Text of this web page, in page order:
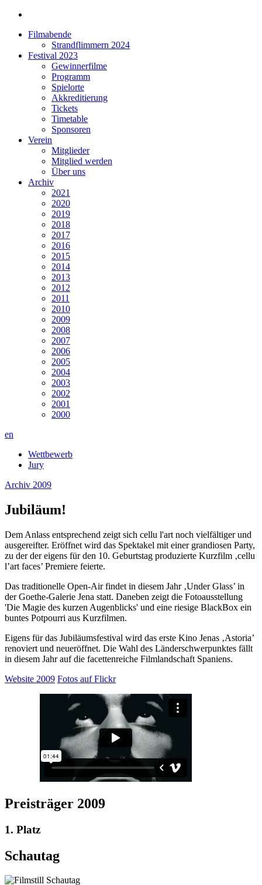
Filmabende
Strandflimmern 2024
Festival 2023
Gewinnerfilme
Programm
Spielorte
Akkreditierung
Tickets
Timetable
Sponsoren
Verein
Mitglieder
Mitglied werden
Über uns
Archiv
2021
2020
2019
2018
2017
2016
2015
2014
2013
2012
2011
2010
2009
2008
2007
2006
2005
2004
2003
2002
2001
2000
en
Wettbewerb
Jury
Archiv 2009
Jubiläum!
Dem Anlass entsprechend zeigt sich cellu l'art noch vielfältiger und
ausgereifter. Eröffnet wird das Spektakel mit einer grandiosen Party,
zu der der eigens für den 10. Geburtstag produzierte Kurzfilm ‚cellu
l’art faces’ Premiere feierte.
Das traditionelle Open-Air findet in diesem Jahr ‚Under Glass’ in
der Goethe-Galerie Jena statt. Daneben zeigt die Fotoausstellung
'Die Magie des kurzen Augenblicks' und eine riesige BlackBox ein
buntes Potpourri aus Kurzfilmen.
Eigens für das Jubiläumsfestival wird das erste Kino Jenas ‚Astoria’
renoviert und neueröffnet. Die Wahl des Länderschwerpunktes fällt
in diesem Jahr auf die facettenreiche Filmlandschaft Spaniens.
Website 2009 Fotos auf Flickr
Preisträger 2009
1. Platz
Schautag